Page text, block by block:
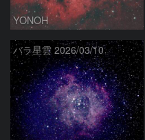
YONOH
バラ星雲 2026/03/10